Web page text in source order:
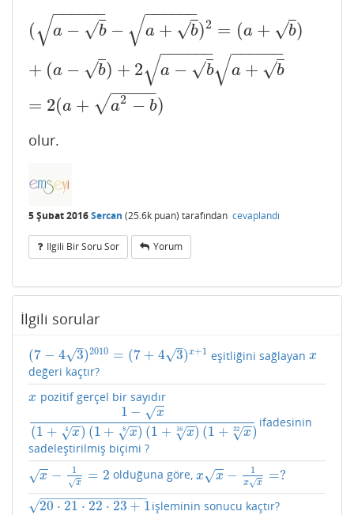
( a − b
√
− −
−−−−
√ − a + b
√
− −
−−−−
√ )2 = (a + b
√ )
+ (a − b
√ ) + 2 a − b
√
− −
−−−−
√ a + b
√
− −
−−−−
√
= 2(a + a2 − b
− −
−−−
√ )
( −b− )2= b)+( − +2a− +b= 2 +a2−
olur.
5 Şubat 2016Sercan (25.6k puan) tarafından cevaplandı
Ilgili Bir Soru Sor Yorum
İlgili sorular
(7 − 4 3
–
√ )2010 = (7 + 4 3
–
√ )x+1
(7− 43 )2010=(7+4 3) +1 eşitliğini sağlayanx
x
değeri kaçtır?
x
x pozitif gerçel bir sayıdır
1 − x
−
−
√
(1 + x
−
−
√
4 ) (1 + x
−
−
√
8 ) (1 + x
−
−
√
16 ) (1 + x
−
−
√
32 )
1−x(1+x4)(1+x8)(1+x16)(1+x32)
ifadesinin
sadeleştirilmiş biçimi ?
x
−
−
√ − 1
x
√ = 2
x−1 =2 olduğuna göre,x x
−
−
√ − 1
x x
√ =?
xx−1x x=
20 ⋅ 21 ⋅ 22 ⋅ 23 + 1
− −
−−−−−−−−−−−−
√
20⋅21 ⋅ 22⋅23 +1 işleminin sonucu kaçtır?